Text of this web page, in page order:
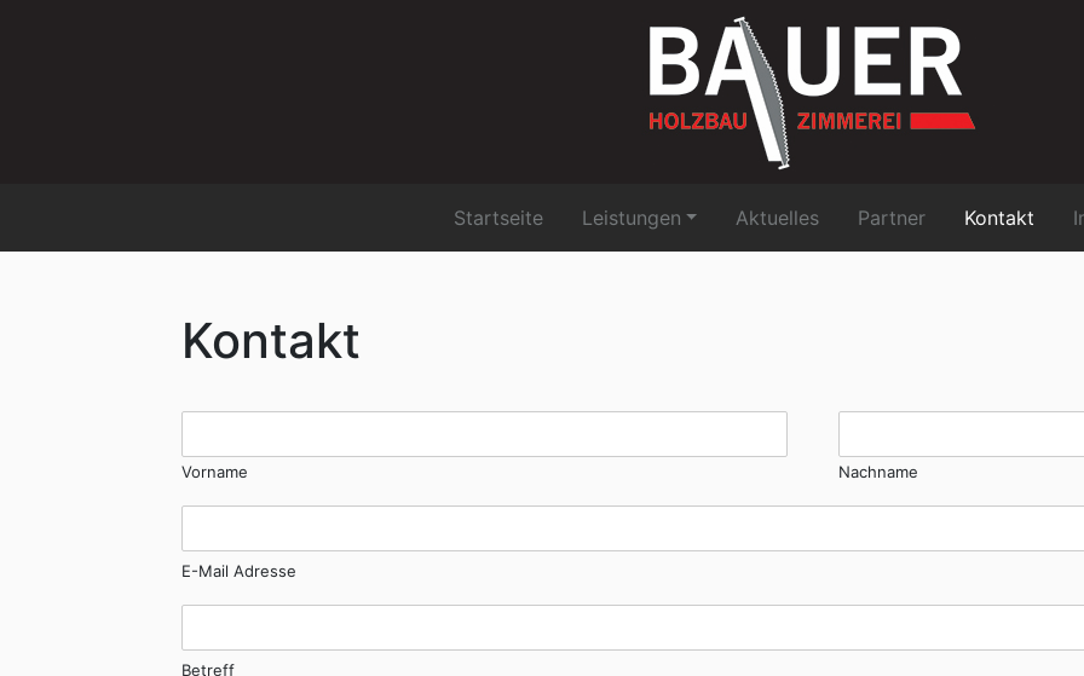
Startseite Leistungen Aktuelles Partner Kontakt
Kontakt
Vorname Nachname
E-Mail Adresse
Betreff